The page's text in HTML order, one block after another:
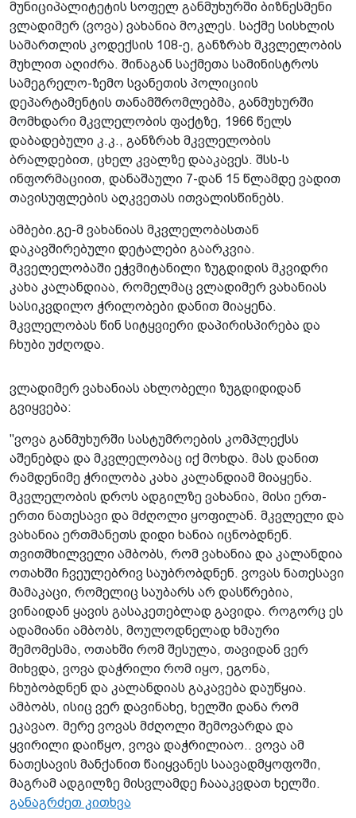
მუნიციპალიტეტის სოფელ განმუხურში ბიზნესმენი
ვლადიმერ (ვოვა) ვახანია მოკლეს. საქმე სისხლის
სამართლის კოდექსის 108-ე, განზრახ მკვლელობის
მუხლით აღიძრა. შინაგან საქმეთა სამინისტროს
სამეგრელო-ზემო სვანეთის პოლიციის
დეპარტამენტის თანამშრომლებმა, განმუხურში
მომხდარი მკვლელობის ფაქტზე, 1966 წელს
დაბადებული კ.კ., განზრახ მკვლელობის
ბრალდებით, ცხელ კვალზე დააკავეს. შსს-ს
ინფორმაციით, დანაშაული 7-დან 15 წლამდე ვადით
თავისუფლების აღკვეთას ითვალისწინებს.
ამბები.გე-მ ვახანიას მკვლელობასთან
დაკავშირებული დეტალები გაარკვია.
მკველელობაში ეჭვმიტანილი ზუგდიდის მკვიდრი
კახა კალანდიაა, რომელმაც ვლადიმერ ვახანიას
სასიკვდილო ჭრილობები დანით მიაყენა.
მკვლელობას წინ სიტყვიერი დაპირისპირება და
ჩხუბი უძღოდა.
ვლადიმერ ვახანიას ახლობელი ზუგდიდიდან
გვიყვება:
"ვოვა განმუხურში სასტუმროების კომპლექსს
აშენებდა და მკვლელობაც იქ მოხდა. მას დანით
რამდენიმე ჭრილობა კახა კალანდიამ მიაყენა.
მკვლელობის დროს ადგილზე ვახანია, მისი ერთ-
ერთი ნათესავი და მძღოლი ყოფილან. მკვლელი და
ვახანია ერთმანეთს დიდი ხანია იცნობდნენ.
თვითმხილველი ამბობს, რომ ვახანია და კალანდია
ოთახში ჩვეულებრივ საუბრობდნენ. ვოვას ნათესავი
მამაკაცი, რომელიც საუბარს არ დასწრებია,
ვინაიდან ყავის გასაკეთებლად გავიდა. როგორც ეს
ადამიანი ამბობს, მოულოდნელად ხმაური
შემომესმა, ოთახში რომ შესულა, თავიდან ვერ
მიხვდა, ვოვა დაჭრილი რომ იყო, ეგონა,
ჩხუბობდნენ და კალანდიას გაკავება დაუწყია.
ამბობს, ისიც ვერ დავინახე, ხელში დანა რომ
ეკავაო. მერე ვოვას მძღოლი შემოვარდა და
ყვირილი დაიწყო, ვოვა დაჭრილიაო.. ვოვა ამ
ნათესავის მანქანით წაიყვანეს საავადმყოფოში,
მაგრამ ადგილზე მისვლამდე ჩაააკვდათ ხელში.
განაგრძეთ კითხვა